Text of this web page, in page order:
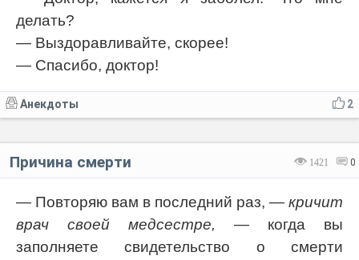
делать?
— Выздоравливайте, скорее!
— Спасибо, доктор!
2
Анекдоты
1421 0
Причина смерти
— Повторяю вам в последний раз, — кричит
врач своей медсестре, — когда вы
заполняете свидетельство о смерти